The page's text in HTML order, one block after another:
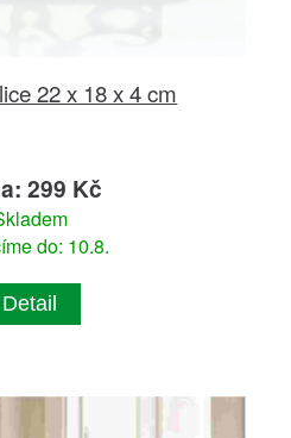
22 x 18 x 4 cm
299 Kč
do: 10.8.
Detail